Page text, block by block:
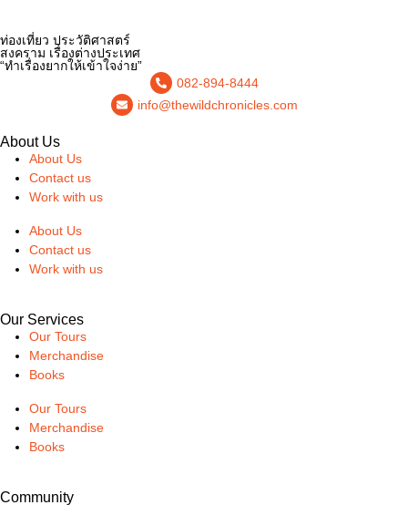
ท่องเที่ยว ประวัติศาสตร์
สงคราม เรื่องต่างประเทศ
“ทำเรื่องยากให้เข้าใจง่าย”
082-894-8444
info@thewildchronicles.com
About Us
About Us
Contact us
Work with us
About Us
Contact us
Work with us
Our Services
Our Tours
Merchandise
Books
Our Tours
Merchandise
Books
Community